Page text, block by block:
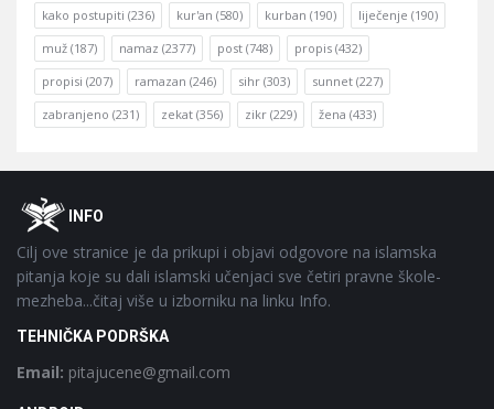
kako postupiti (236) kur'an (580) kurban (190) liječenje (190)
muž (187) namaz (2377) post (748) propis (432)
propisi (207) ramazan (246) sihr (303) sunnet (227)
zabranjeno (231) zekat (356) zikr (229) žena (433)
FooterOINFO
Cilj ove stranice je da prikupi i objavi odgovore na islamska
pitanja koje su dali islamski učenjaci sve četiri pravne škole-
mezheba...čitaj više u izborniku na linku Info.
TEHNIČKA PODRŠKA
Email: pitajucene@gmail.com